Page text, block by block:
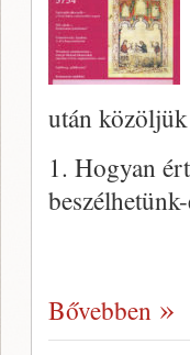
után közöljük
1. Hogyan
Bővebben